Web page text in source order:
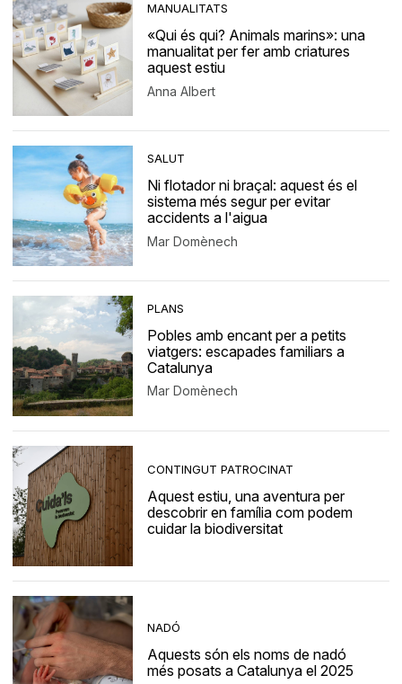
MANUALITATS
«Qui és qui? Animals marins»: una
manualitat per fer amb criatures
aquest estiu
Anna Albert
SALUT
Ni flotador ni braçal: aquest és el
sistema més segur per evitar
accidents a l'aigua
Mar Domènech
PLANS
Pobles amb encant per a petits
viatgers: escapades familiars a
Catalunya
Mar Domènech
CONTINGUT PATROCINAT
Aquest estiu, una aventura per
descobrir en família com podem
cuidar la biodiversitat
NADÓ
Aquests són els noms de nadó
més posats a Catalunya el 2025